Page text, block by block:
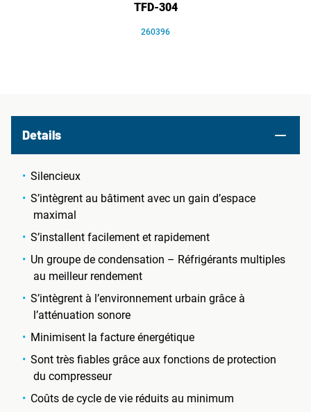
TFD-304
260396
Details
Silencieux
S’intègrent au bâtiment avec un gain d’espace
maximal
S’installent facilement et rapidement
Un groupe de condensation – Réfrigérants multiples
au meilleur rendement
S’intègrent à l’environnement urbain grâce à
l’atténuation sonore
Minimisent la facture énergétique
Sont très fiables grâce aux fonctions de protection
du compresseur
Coûts de cycle de vie réduits au minimum